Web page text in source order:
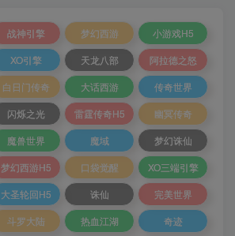
战神引擎 梦幻西游
小游戏H5
XO引擎
天龙八部
阿拉德之怒
白日门传奇
大话西游
传奇世界
闪烁之光
雷霆传奇H5
幽冥传奇
魔兽世界
魔域
梦幻诛仙
梦幻西游H5
口袋觉醒
XO三端引擎
大圣轮回H5
诛仙
完美世界
斗罗大陆
热血江湖
奇迹